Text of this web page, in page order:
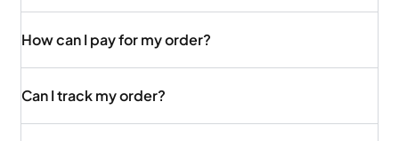
How can I pay for my order?
Can I track my order?